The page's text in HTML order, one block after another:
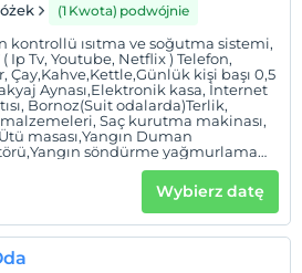
(1 Kwota) podwójnie
kontrollü ısıtma ve soğutma sistemi,
( Ip Tv, Youtube, Netflix ) Telefon,
Çay,Kahve,Kettle,Günlük kişi başı 0,5
Aynası,Elektronik kasa, İnternet
Bornoz(Suit odalarda)Terlik,
Saç kurutma makinası,
masası,Yangın Duman
söndürme yağmurlama
Wybierz datę